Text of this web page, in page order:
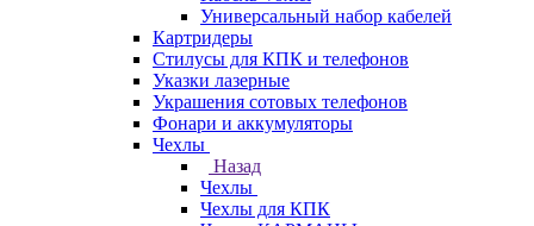
Универсальный набор кабелей
Картридеры
Стилусы для КПК и телефонов
Указки лазерные
Украшения сотовых телефонов
Фонари и аккумуляторы
Чехлы
Назад
Чехлы
Чехлы для КПК